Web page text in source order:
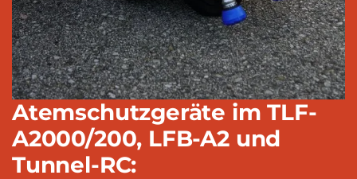
Atemschutzgeräte im TLF-
A2000/200, LFB-A2 und
Tunnel-RC: